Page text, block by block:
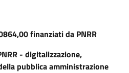
finanziati da PNRR
- digitalizzazione,
pubblica amministrazione